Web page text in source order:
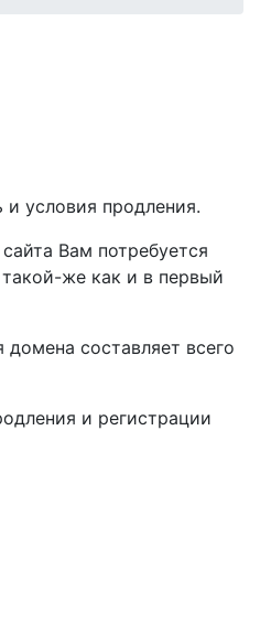
условия продления.
Вам потребуется
же как и в первый
составляет всего
и регистрации